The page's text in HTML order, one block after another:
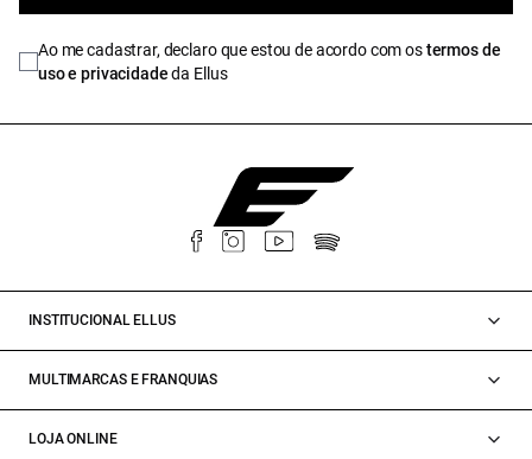
Ao me cadastrar, declaro que estou de acordo com ostermos de
uso e privacidadeda Ellus
INSTITUCIONAL ELLUS
MULTIMARCAS E FRANQUIAS
LOJA ONLINE